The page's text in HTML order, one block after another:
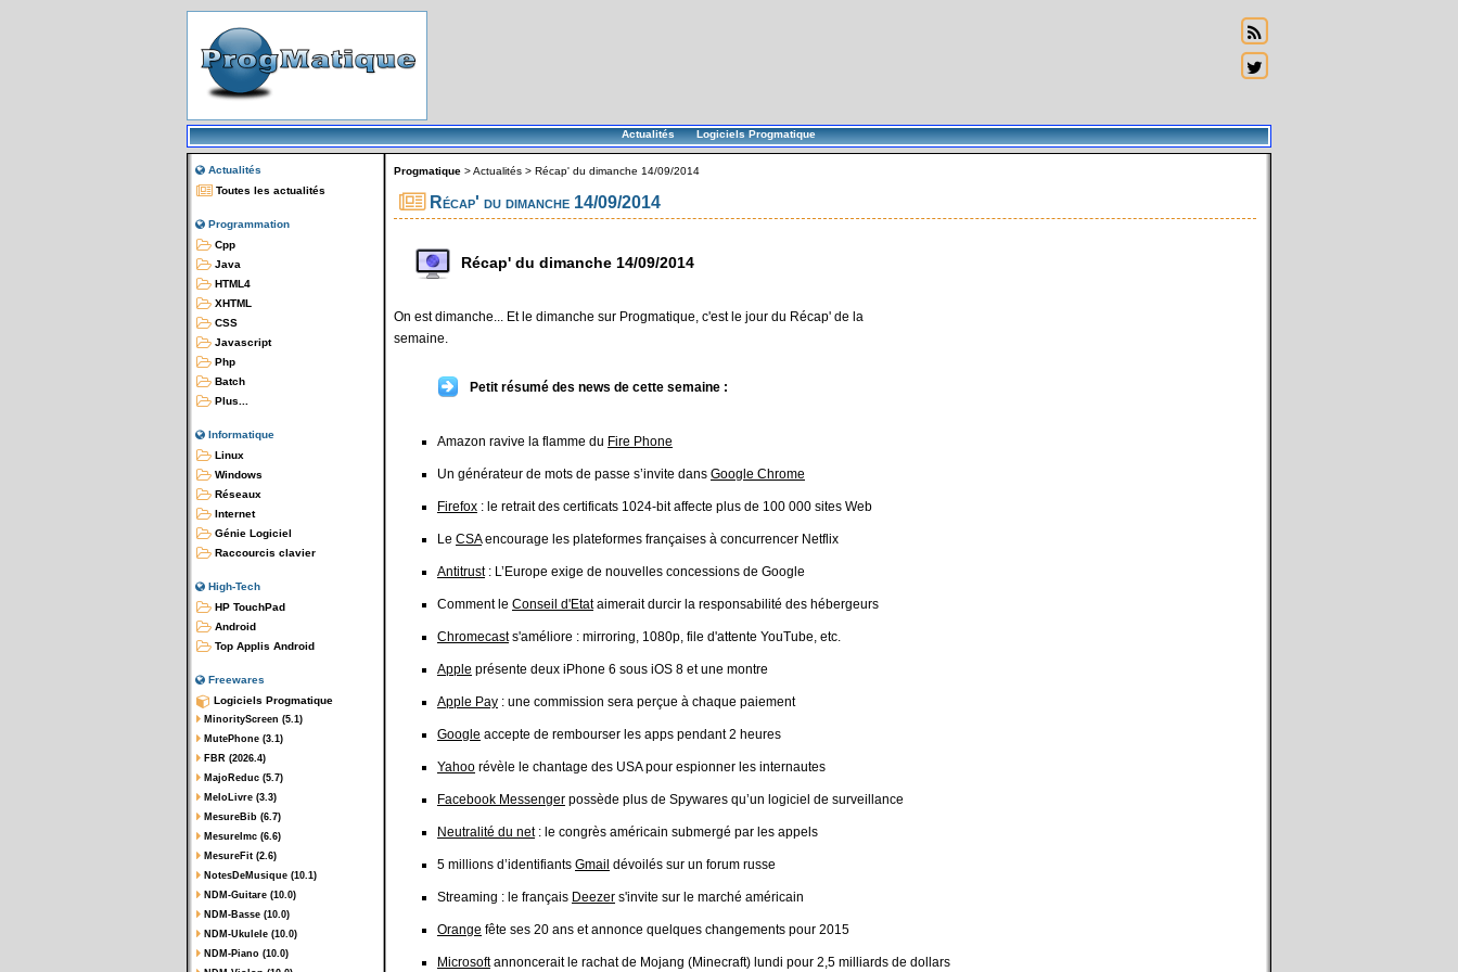
Actualités Logiciels Progmatique
Actualités
Toutes les actualités
Programmation
Cpp
Java
HTML4
XHTML
CSS
Javascript
Php
Batch
Plus...
Informatique
Linux
Windows
Réseaux
Internet
Génie Logiciel
Raccourcis clavier
High-Tech
HP TouchPad
Android
Top Applis Android
Freewares
Logiciels Progmatique
MinorityScreen (5.1)
MutePhone (3.1)
FBR (2026.4)
MajoReduc (5.7)
MeloLivre (3.3)
MesureBib (6.7)
MesureImc (6.6)
MesureFit (2.6)
NotesDeMusique (10.1)
NDM-Guitare (10.0)
NDM-Basse (10.0)
NDM-Ukulele (10.0)
NDM-Piano (10.0)
Progmatique >Actualités > Récap' du dimanche 14/09/2014
Récap' du dimanche 14/09/2014
Récap' du dimanche 14/09/2014
On est dimanche... Et le dimanche sur Progmatique, c'est le jour du Récap' de la
semaine.
Petit résumé des news de cette semaine :
Amazon ravive la flamme du Fire Phone
Un générateur de mots de passe s’invite dans Google Chrome
Firefox : le retrait des certificats 1024-bit affecte plus de 100 000 sites Web
Le CSAencourage les plateformes françaises à concurrencer Netflix
Antitrust: L’Europe exige de nouvelles concessions de Google
Comment le Conseil d'Etataimerait durcir la responsabilité des hébergeurs
Chromecasts'améliore : mirroring, 1080p, file d'attente YouTube, etc.
Apple présente deux iPhone 6 sous iOS 8 et une montre
Apple Pay : une commission sera perçue à chaque paiement
Google accepte de rembourser les apps pendant 2 heures
Yahoo révèle le chantage des USA pour espionner les internautes
Facebook Messenger possède plus de Spywares qu’un logiciel de surveillance
Neutralité du net: le congrès américain submergé par les appels
5 millions d’identifiants Gmail dévoilés sur un forum russe
Streaming : le français Deezer s'invite sur le marché américain
Orange fête ses 20 ans et annonce quelques changements pour 2015
Microsoftannoncerait le rachat de Mojang (Minecraft) lundi pour 2,5 milliards de dollars